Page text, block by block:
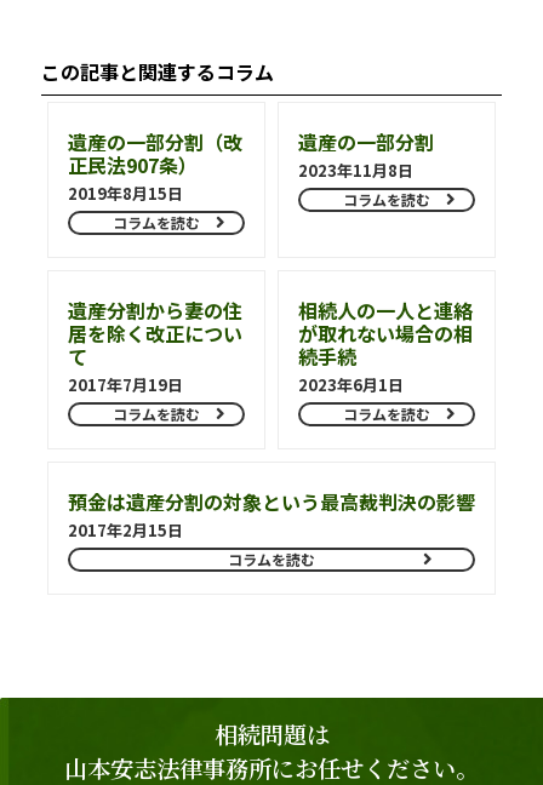
この記事と関連するコラム
遺産の一部分割（改
正民法907条）
2019年8月15日
コラムを読む
遺産の一部分割
2023年11月8日
コラムを読む
遺産分割から妻の住
居を除く改正につい
て
2017年7月19日
コラムを読む
相続人の一人と連絡
が取れない場合の相
続手続
2023年6月1日
コラムを読む
預金は遺産分割の対象という最高裁判決の影響
2017年2月15日
コラムを読む
相続問題は
山本安志法律事務所にお任せください。